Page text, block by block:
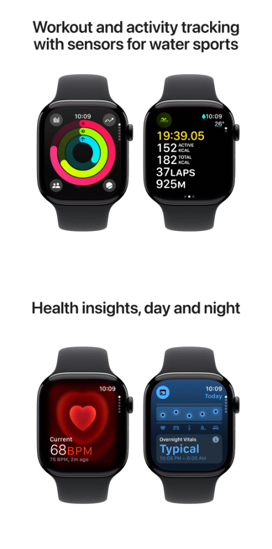
Uvoznik:
Superfon
195949780660
Zemlja porekla:
Kina
Prava potrošača:
Zagarantovana sva prava kupaca po osnovu
zakona o zaštiti potrošača. Detaljnije o ugovoru
na daljinu, uslove reklamacije i povrata pročitajte